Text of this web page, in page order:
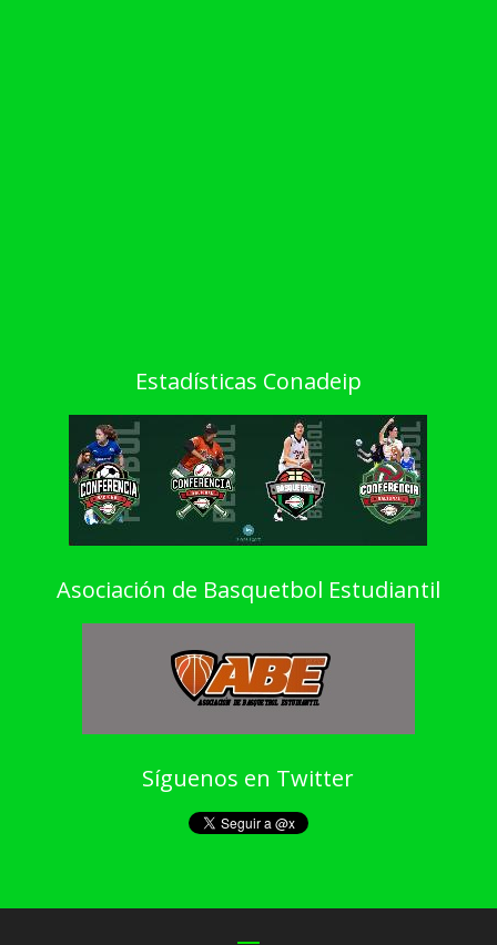
Estadísticas Conadeip
Asociación de Basquetbol Estudiantil
Síguenos en Twitter